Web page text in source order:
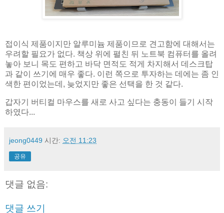
접이식 제품이지만 알루미늄 제품이므로 견고함에 대해서는
우려할 필요가 없다. 책상 위에 펼친 뒤 노트북 컴퓨터를 올려
놓아 보니 목도 편하고 바닥 면적도 적게 차지해서 데스크탑
과 같이 쓰기에 매우 좋다. 이런 쪽으로 투자하는 데에는 좀 인
색한 편이었는데, 늦었지만 좋은 선택을 한 것 같다.
갑자기 버티컬 마우스를 새로 사고 싶다는 충동이 들기 시작
하였다...
jeong0449 시간: 오전 11:23
공유
댓글 없음:
댓글 쓰기